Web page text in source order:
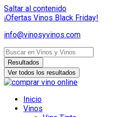
Saltar al contenido
¡Ofertas Vinos Black Friday!
info@vinosyvinos.com
Resultados
Ver todos los resultados
Inicio
Vinos